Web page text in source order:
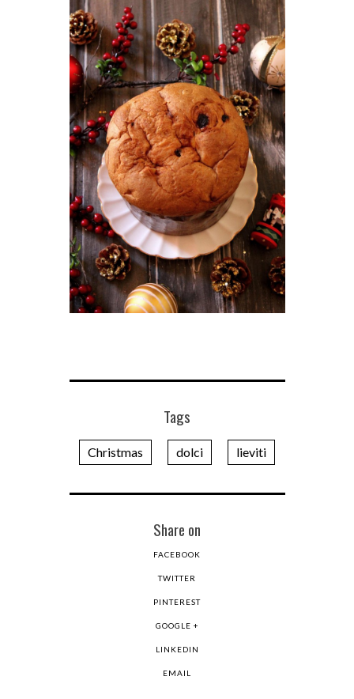
Tags
Christmas dolci lieviti
Share on
FACEBOOK
TWITTER
PINTEREST
GOOGLE +
LINKEDIN
EMAIL